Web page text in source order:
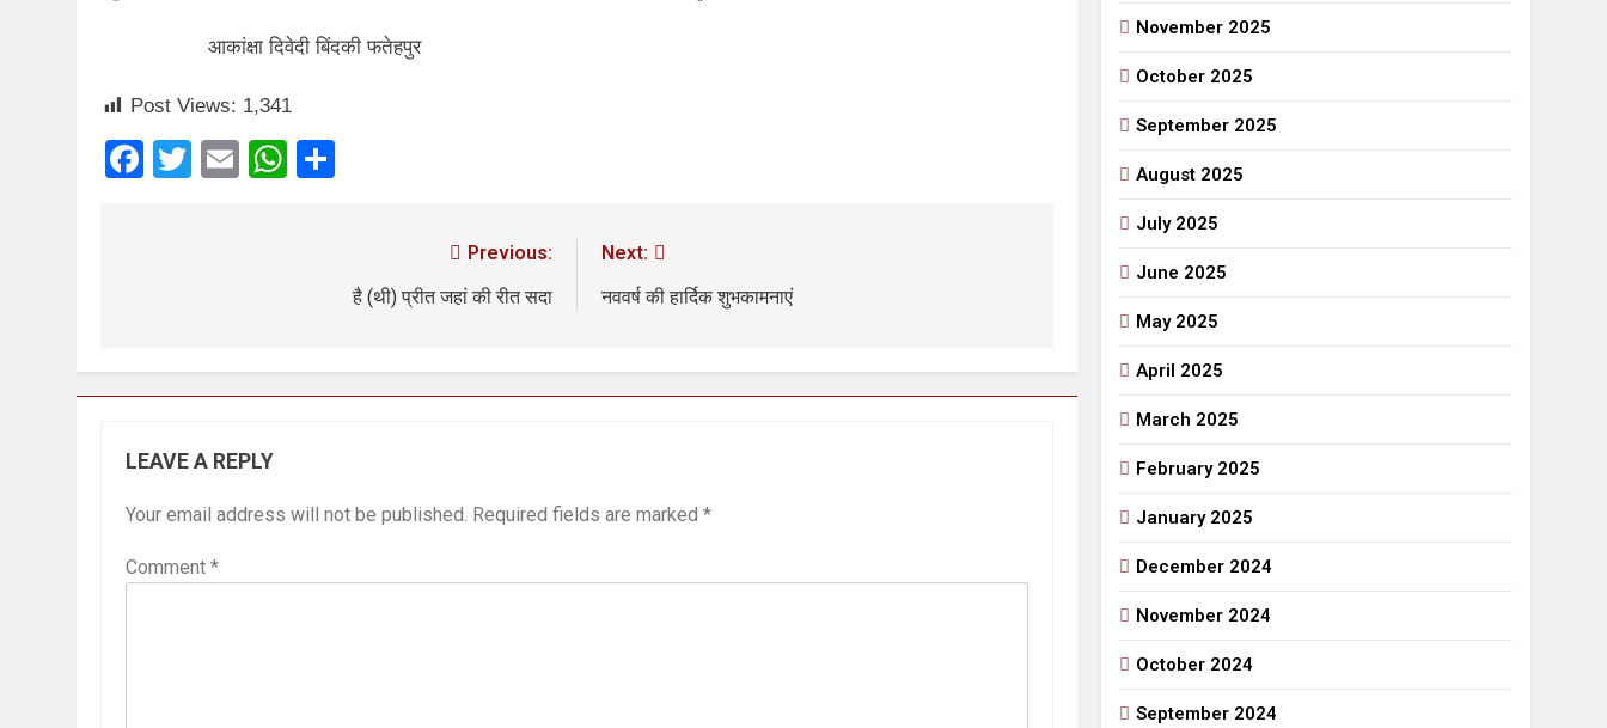
आकांक्षा दिवेदी बिंदकी फतेहपुर
Post Views: 1,341
Facebook
TwitterEmailWhatsApp
Previous:
है (थी) प्रीत जहां की रीत सदा
Next:
नववर्ष की हार्दिक शुभकामनाएं
LEAVE A REPLY
Your email address will not be published. Required fields are marked *
Comment *
November 2025
October 2025
September 2025
August 2025
July 2025
June 2025
May 2025
April 2025
March 2025
February 2025
January 2025
December 2024
November 2024
October 2024
September 2024